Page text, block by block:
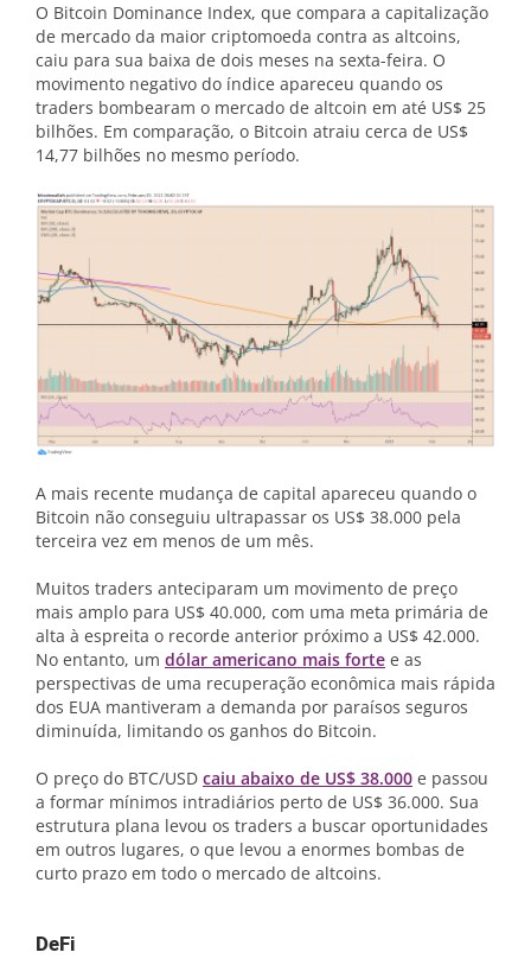
O Bitcoin Dominance Index, que compara a capitalização
de mercado da maior criptomoeda contra as altcoins,
caiu para sua baixa de dois meses na sexta-feira. O
movimento negativo do índice apareceu quando os
traders bombearam o mercado de altcoin em até US$ 25
bilhões. Em comparação, o Bitcoin atraiu cerca de US$
14,77 bilhões no mesmo período.
A mais recente mudança de capital apareceu quando o
Bitcoin não conseguiu ultrapassar os US$ 38.000 pela
terceira vez em menos de um mês.
Muitos traders anteciparam um movimento de preço
mais amplo para US$ 40.000, com uma meta primária de
alta à espreita o recorde anterior próximo a US$ 42.000.
No entanto, um dólar americano mais forte e as
perspectivas de uma recuperação econômica mais rápida
dos EUA mantiveram a demanda por paraísos seguros
diminuída, limitando os ganhos do Bitcoin.
O preço do BTC/USD caiu abaixo de US$ 38.000 e passou
a formar mínimos intradiários perto de US$ 36.000. Sua
estrutura plana levou os traders a buscar oportunidades
em outros lugares, o que levou a enormes bombas de
curto prazo em todo o mercado de altcoins.
DeFi